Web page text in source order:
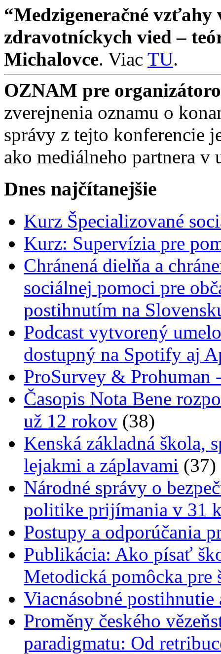
“Medzigeneračné vzťahy
zdravotníckych vied –
Michalovce. Viac TU.
OZNAM pre
zverejnenia oznamu o
správy z tejto konferencie
ako mediálneho partnera v
Dnes najčítanejšie
Kurz Špecializované
Kurz: Supervízia pre
Chránená dielňa a
sociálnej pomoci pre
postihnutím na
Podcast vytvorený
dostupný na Spotify aj
ProSurvey & Prohuman
Časopis Nota Bene
už 12 rokov (38)
Kenská základná škola,
lejakmi a záplavami (37)
Národné správy o
politike prijímania v 31
Postupy a odporúčania
Publikácia: Ako písať
Metodická pomôcka pre
Viacnásobné
Proměny českého
paradigmatu: Od